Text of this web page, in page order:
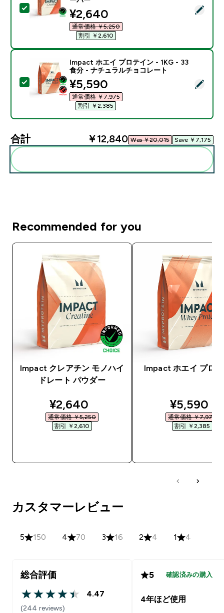
この商品を選択 - Impact クレアチン モノハイドレ
discounted price
¥2,640‎
通常価格 ￥5,250‎
割引 ￥2,610‎
この商品を選択 - Impact ホエイ プロテイン - 1KG -
Impact ホエイ プロテイン - 1KG - 33
食分 - ナチュラルチョコレート
discounted price
¥5,590‎
通常価格 ￥7,975‎
割引 ￥2,385‎
合計 ￥12,840‎ Was ￥20,015‎ Save ￥7,175‎
Recommended for you
Impact クレアチン モノハイ
ドレート パウダー
discounted price
¥2,640‎
通常価格 ￥5,250‎
割引 ￥2,610‎
Impact ホエイ プロ
¥5,590‎
通常価格 ￥7,975‎
割引 ￥2,385‎
カスタマーレビュー
5 150 4 70 3 16 2 4 1 4
総合評価
4.47 out of 5 stars
4.47
(244 reviews)
5 確認済みの購入
4年ほど使用